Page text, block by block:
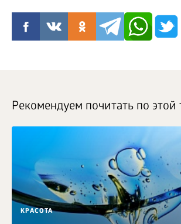
Рекомендуем почитать по этой
КРАСОТА